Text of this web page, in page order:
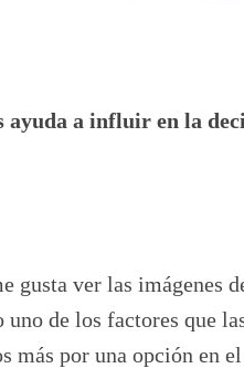
a influir en la
gusta ver las imágenes
de los factores que
más por una opción en